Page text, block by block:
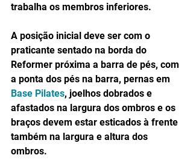
trabalha os membros inferiores.
A posição inicial deve ser com o
praticante sentado na borda do
Reformer próxima a barra de pés, com
a ponta dos pés na barra, pernas em
Base Pilates, joelhos dobrados e
afastados na largura dos ombros e os
braços devem estar esticados à frente
também na largura e altura dos
ombros.